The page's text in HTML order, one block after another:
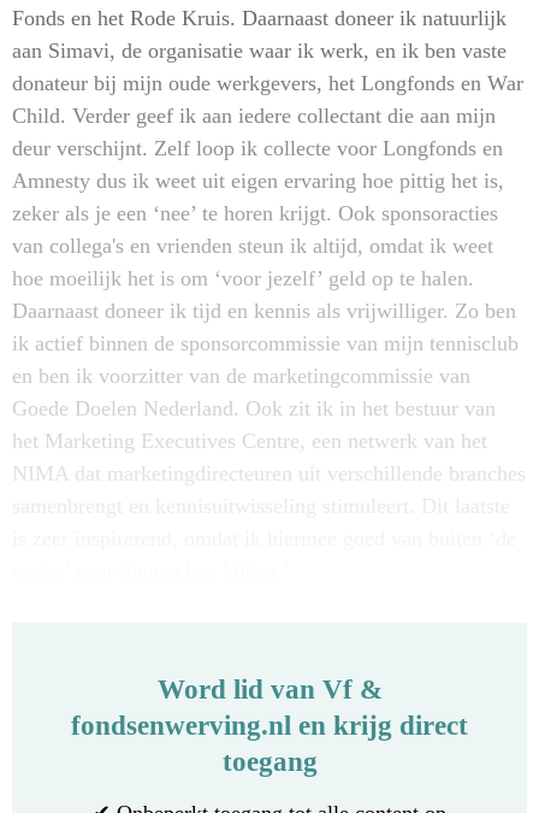
Fonds en het Rode Kruis. Daarnaast doneer ik natuurlijk
aan Simavi, de organisatie waar ik werk, en ik ben vaste
donateur bij mijn oude werkgevers, het Longfonds en War
Child. Verder geef ik aan iedere collectant die aan mijn
deur verschijnt. Zelf loop ik collecte voor Longfonds en
Amnesty dus ik weet uit eigen ervaring hoe pittig het is,
zeker als je een ‘nee’ te horen krijgt. Ook sponsoracties
van collega's en vrienden steun ik altijd, omdat ik weet
hoe moeilijk het is om ‘voor jezelf’ geld op te halen.
Daarnaast doneer ik tijd en kennis als vrijwilliger. Zo ben
ik actief binnen de sponsorcommissie van mijn tennisclub
en ben ik voorzitter van de marketingcommissie van
Goede Doelen Nederland. Ook zit ik in het bestuur van
het Marketing Executives Centre, een netwerk van het
NIMA dat marketingdirecteuren uit verschillende branches
samenbrengt en kennisuitwisseling stimuleert. Dit laatste
Word lid van Vf &
fondsenwerving.nl en krijg direct
toegang